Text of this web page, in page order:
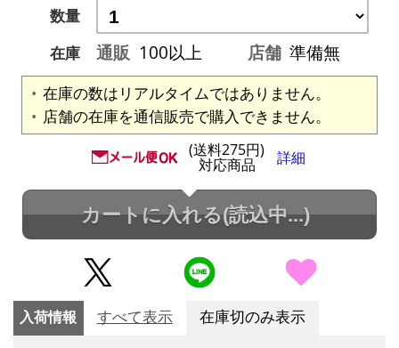
数量
在庫
通販 100以上 店舗 準備無
在庫の数はリアルタイムではありません。
店舗の在庫を通信販売で購入できません。
(送料275円)
対応商品 詳細
カートに入れる(読込中...)
入荷情報 すべて表示 在庫切のみ表示